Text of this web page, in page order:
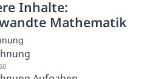
Inhalte:
Mathematik